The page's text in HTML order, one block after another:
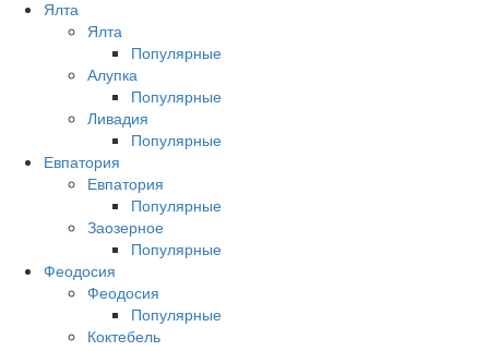
Ялта
Ялта
Популярные
Алупка
Популярные
Ливадия
Популярные
Евпатория
Евпатория
Популярные
Заозерное
Популярные
Феодосия
Феодосия
Популярные
Коктебель